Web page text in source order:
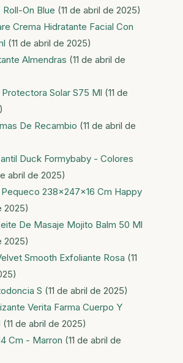
On Blue (11 de abril de 2025)
Crema Hidratante Facial Con
(11 de abril de 2025)
Almendras (11 de abril de
Protectora Solar S75 Ml (11 de
De Recambio (11 de abril de
Duck Formybaby - Colores
abril de 2025)
Pequeсo 238x247x16 Cm Happy
2025)
De Masaje Mojito Balm 50 Ml
2025)
Smooth Exfoliante Rosa (11
S (11 de abril de 2025)
Verita Farma Cuerpo Y
(11 de abril de 2025)
Cm - Marron (11 de abril de